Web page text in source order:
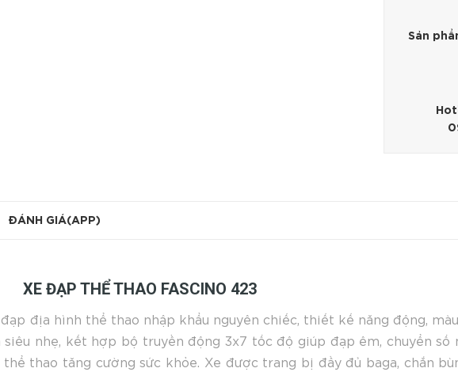
Sản
ĐÁNH GIÁ(APP)
XE ĐẠP THỂ THAO FASCINO 423
đạp địa hình thể thao nhập khẩu nguyên chiếc, thiết kế năng động,
nhẹ, kết hợp bộ truyền động 3x7 tốc độ giúp đạp êm, chuyển số
thao tăng cường sức khỏe. Xe được trang bị đầy đủ baga, chắn